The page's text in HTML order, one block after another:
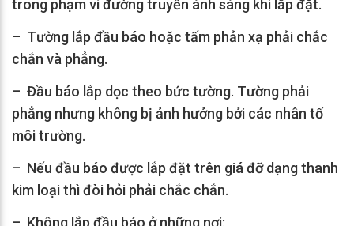
trong phạm vi đường truyền ánh sáng khi lắp đặt.
– Tường lắp đầu báo hoặc tấm phản xạ phải chắc
chắn và phẳng.
– Đầu báo lắp dọc theo bức tường. Tường phải
phẳng nhưng không bị ảnh hưởng bởi các nhân tố
môi trường.
– Nếu đầu báo được lắp đặt trên giá đỡ dạng thanh
kim loại thì đòi hỏi phải chắc chắn.
– Không lắp đầu báo ở những nơi: